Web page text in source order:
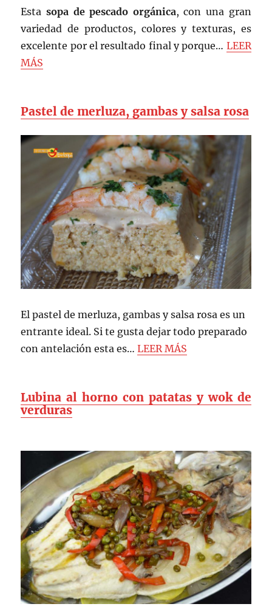
Estasopa de pescado orgánica, con una gran
variedad de productos, colores y texturas, es
excelente por el resultado final y porque… LEER
MÁS
Pastel de merluza, gambas y salsa rosa
El pastel de merluza, gambas y salsa rosa es un
entrante ideal. Si te gusta dejar todo preparado
con antelación esta es…LEER MÁS
Lubina al horno con patatas y wok de
verduras